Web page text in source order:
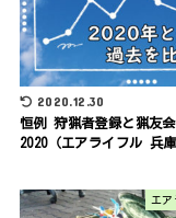
2020.12.30
恒例 狩猟者登録と猟友
2020（エアライフル 兵庫
エア